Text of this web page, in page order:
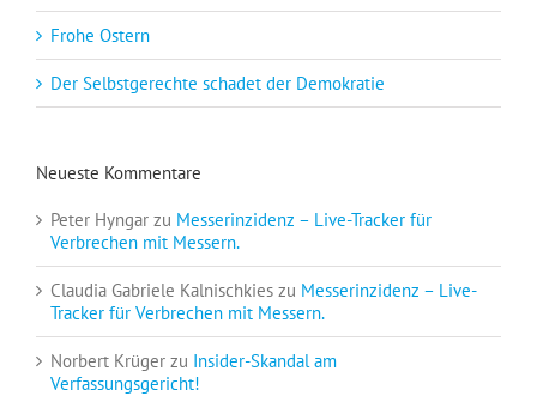
Frohe Ostern
Der Selbstgerechte schadet der Demokratie
Neueste Kommentare
Peter Hyngar zu Messerinzidenz – Live-Tracker für
Verbrechen mit Messern.
Claudia Gabriele Kalnischkies zu Messerinzidenz – Live-
Tracker für Verbrechen mit Messern.
Norbert Krüger zu Insider-Skandal am
Verfassungsgericht!